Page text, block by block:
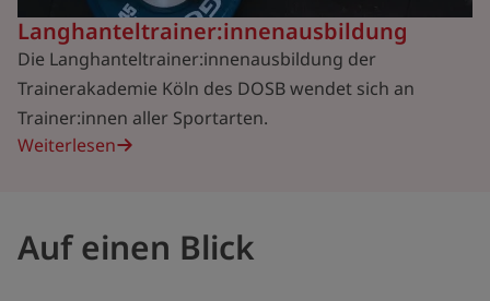
Langhanteltrainer:innenausbildung
Die Langhanteltrainer:innenausbildung der
Trainerakademie Köln des DOSB wendet sich an
Trainer:innen aller Sportarten.
Weiterlesen
Auf einen Blick